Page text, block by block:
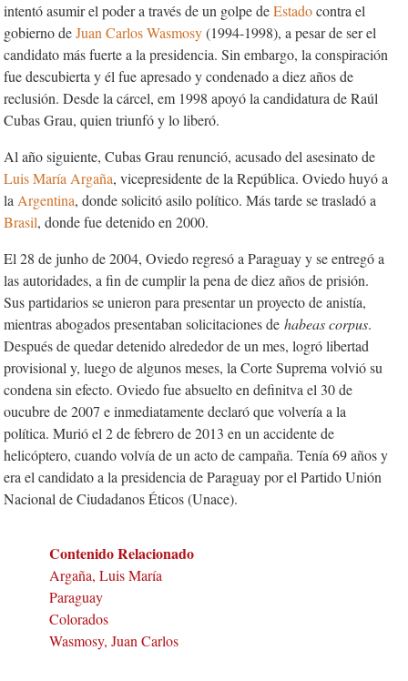
intentó asumir el poder a través de un golpe deEstadocontra el
gobierno deJuan Carlos Wasmosy(1994-1998), a pesar de ser el
candidato más fuerte a la presidencia. Sin embargo, la conspiración
fue descubierta y él fue apresado y condenado a diez años de
reclusión. Desde la cárcel, em 1998 apoyó la candidatura de Raúl
Cubas Grau, quien triunfó y lo liberó.
Al año siguiente, Cubas Grau renunció, acusado del asesinato de
Luis María Argaña, vicepresidente de la República. Oviedo huyó a
la Argentina, donde solicitó asilo político. Más tarde se trasladó a
Brasil, donde fue detenido en 2000.
El 28 de junho de 2004, Oviedo regresó a Paraguay y se entregó a
las autoridades, a fin de cumplir la pena de diez años de prisión.
Sus partidarios se unieron para presentar un proyecto de anistía,
mientras abogados presentaban solicitaciones de habeas corpus.
Después de quedar detenido alrededor de un mes, logró libertad
provisional y, luego de algunos meses, la Corte Suprema volvió su
condena sin efecto. Oviedo fue absuelto en definitva el 30 de
oucubre de 2007 e inmediatamente declaró que volvería a la
política. Murió el 2 de febrero de 2013 en un accidente de
helicóptero, cuando volvía de un acto de campaña. Tenía 69 años y
era el candidato a la presidencia de Paraguay por el Partido Unión
Nacional de Ciudadanos Éticos (Unace).
Contenido Relacionado
Argaña, Luis María
Paraguay
Colorados
Wasmosy, Juan Carlos